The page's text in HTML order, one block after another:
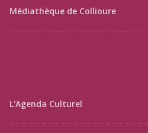
Médiathèque de Collioure
L'Agenda Culturel